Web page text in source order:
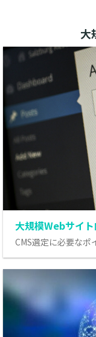
大
大規模Webサイ
CMS選定に必要なポ